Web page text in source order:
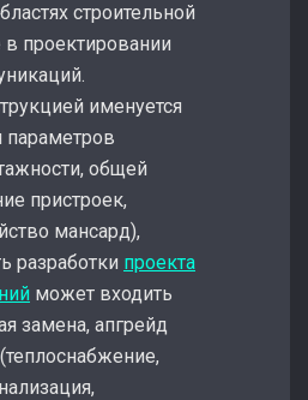
строительной
проектировании
именуется
параметров
общей
пристроек,
мансард),
разработки проекта
может входить
замена, апгрейд